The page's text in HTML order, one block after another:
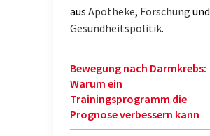
aus Apotheke, Forschung und
Gesundheitspolitik.
Bewegung nach Darmkrebs:
Warum ein
Trainingsprogramm die
Prognose verbessern kann